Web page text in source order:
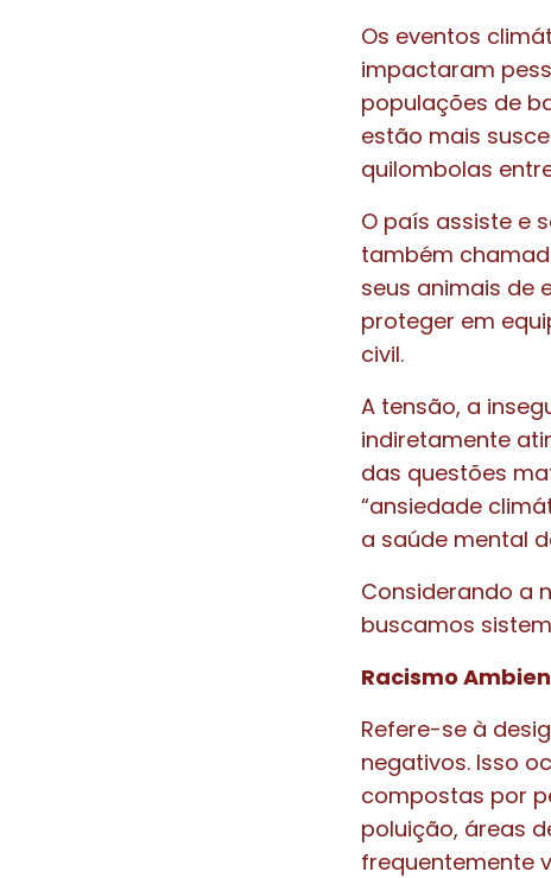
Os eventos
impactaram
populações de
estão mais
quilombolas
O país assiste e
também
seus animais de
proteger em
civil.
A tensão, a
indiretamente
das questões
“ansiedade
a saúde mental
Considerando a
buscamos
Racismo
Refere-se à
negativos. Isso
compostas por
poluição, áreas
frequentemente